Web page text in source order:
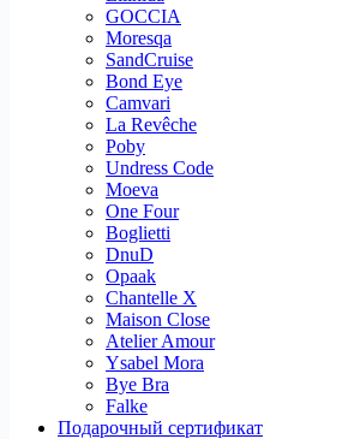
GOCCIA
Moresqa
SandCruise
Bond Eye
Camvari
La Revêche
Poby
Undress Code
Moeva
One Four
Boglietti
DnuD
Opaak
Chantelle X
Maison Close
Atelier Amour
Ysabel Mora
Bye Bra
Falke
Подарочный сертификат